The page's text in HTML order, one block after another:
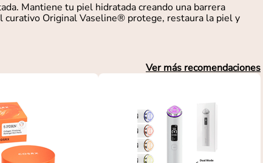
Mantiene tu piel hidratada creando una barrera
curativo Original Vaseline® protege, restaura la piel y
Ver más recomendaciones